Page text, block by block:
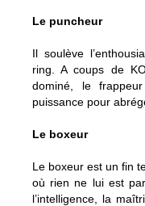
Le puncheur
Il soulève
ring. A coups de
dominé, le
puissance pour
Le boxeur
Le boxeur est un fin
où rien ne lui est
l’intelligence, la